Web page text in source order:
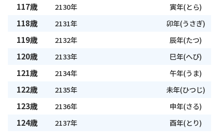
117歳 2130年 寅年(とら)
118歳 2131年 卯年(うさぎ)
119歳 2132年 辰年(たつ)
120歳 2133年 巳年(へび)
121歳 2134年 午年(うま)
122歳 2135年 未年(ひつじ)
123歳 2136年 申年(さる)
124歳 2137年 酉年(とり)